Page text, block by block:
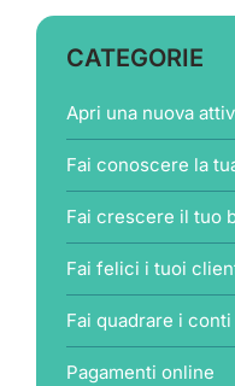
CATEGORIE
Apri una nuova
Fai conoscere la
Fai crescere il tuo
Fai felici i tuoi
Fai quadrare i conti
Pagamenti online